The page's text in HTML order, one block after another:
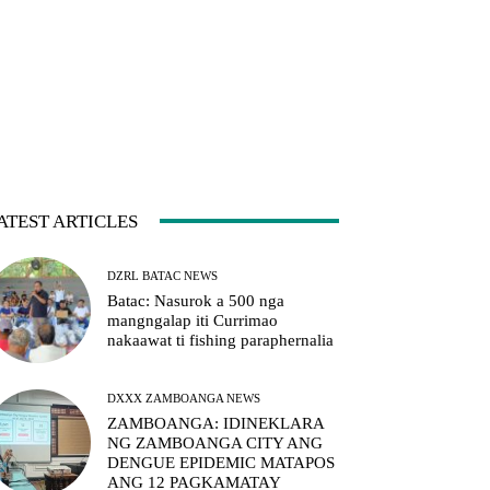
ARTICLES
DZRL BATAC NEWS
Batac: Nasurok a 500 nga
mangngalap iti Currimao
nakaawat ti fishing paraphernalia
DXXX ZAMBOANGA NEWS
ZAMBOANGA: IDINEKLARA
NG ZAMBOANGA CITY ANG
DENGUE EPIDEMIC MATAPOS
ANG 12 PAGKAMATAY